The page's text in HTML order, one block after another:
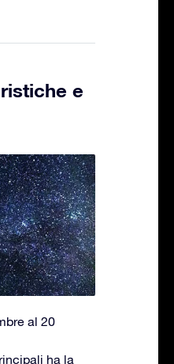
e
al 20
ha la